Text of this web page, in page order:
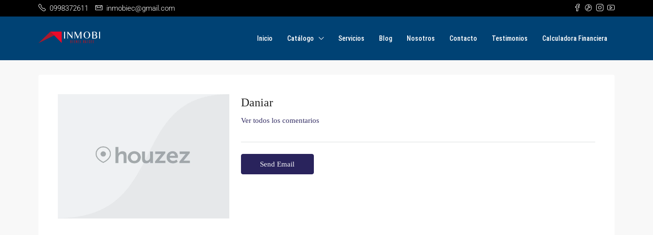
0998372611 inmobiec@gmail.com
Inicio Catálogo Servicios Blog Nosotros Contacto Testimonios Calculadora Financiera
Daniar
Ver todos los comentarios
Send Email